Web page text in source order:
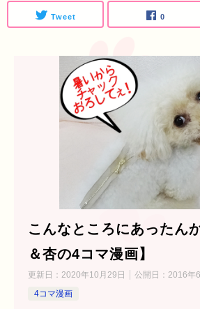
Tweet 0
こんなところにあったん
＆杏の4コマ漫画】
更新日： 2020年10月29日 公開日： 2016年
4コマ漫画